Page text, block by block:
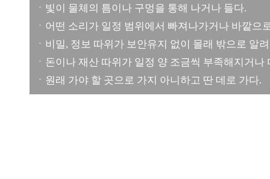
ㆍ빛이 물체의 틈이나 구멍을 통해 나거나 들다.
ㆍ어떤 소리가 일정 범위에서 빠져나가거나 바깥으
ㆍ비밀, 정보 따위가 보안유지 없이 몰래 밖으로 알
ㆍ돈이나 재산 따위가 일정 양 조금씩 부족해지거
ㆍ원래 가야 할 곳으로 가지 아니하고 딴 데로 가다.